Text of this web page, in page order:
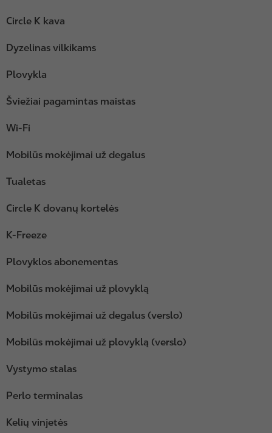
Circle K kava
Dyzelinas vilkikams
Plovykla
Šviežiai pagamintas maistas
Wi-Fi
Mobilūs mokėjimai už degalus
Tualetas
Circle K dovanų kortelės
K-Freeze
Plovyklos abonementas
Mobilūs mokėjimai už plovyklą
Mobilūs mokėjimai už degalus (verslo)
Mobilūs mokėjimai už plovyklą (verslo)
Vystymo stalas
Perlo terminalas
Kelių vinjetės